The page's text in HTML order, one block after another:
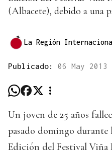
(Albacete), debido a una
La Región
Publicado: 06 May
Un joven de 25 años
pasado domingo
Edición del Festival